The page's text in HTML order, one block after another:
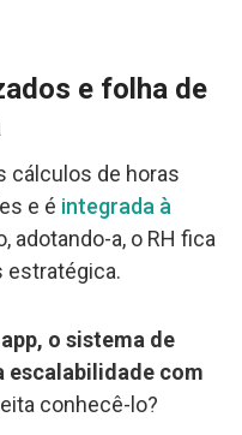
e folha de
cálculos de horas
e é integrada à
adotando-a, o RH fica
estratégica.
o sistema de
escalabilidade com
conhecê-lo?